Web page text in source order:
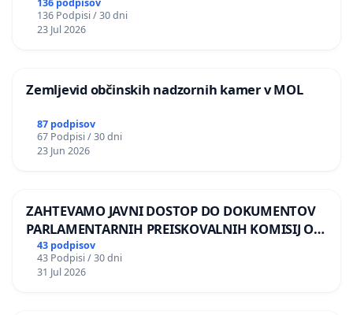
BERNARDA ŠRAJNERJA NA VELEPOSLANIŠTVO
REPUBLIKE SLOVENIJE V MOSKVI
136 Podpisi / 30 dni
23 Jul 2026
Zemljevid občinskih nadzornih kamer v MOL
87 podpisov
67 Podpisi / 30 dni
23 Jun 2026
ZAHTEVAMO JAVNI DOSTOP DO DOKUMENTOV
PARLAMENTARNIH PREISKOVALNIH KOMISIJ O
ILEGALNI TRGOVINI Z OROŽJEM
43 podpisov
43 Podpisi / 30 dni
31 Jul 2026